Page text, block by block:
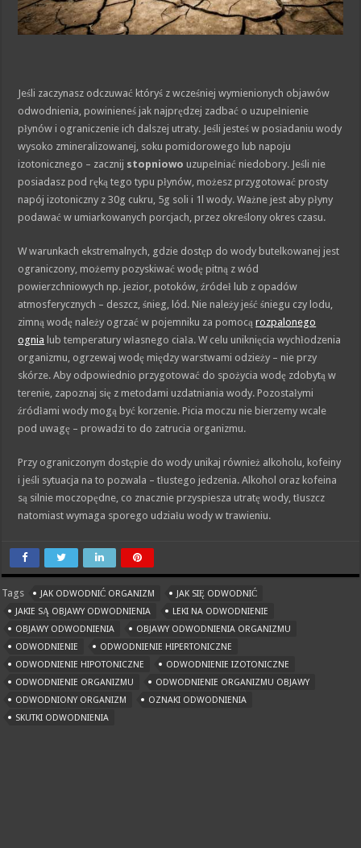
Jeśli zaczynasz odczuwać któryś z wcześniej wymienionych objawów
odwodnienia, powinieneś jak najprędzej zadbać o uzupełnienie
płynów i ograniczenie ich dalszej utraty. Jeśli jesteś w posiadaniu wody
wysoko zmineralizowanej, soku pomidorowego lub napoju
izotonicznego – zacznij stopniowo uzupełniać niedobory. Jeśli nie
posiadasz pod ręką tego typu płynów, możesz przygotować prosty
napój izotoniczny z 30g cukru, 5g soli i 1l wody. Ważne jest aby płyny
podawać w umiarkowanych porcjach, przez określony okres czasu.
W warunkach ekstremalnych, gdzie dostęp do wody butelkowanej jest
ograniczony, możemy pozyskiwać wodę pitną z wód
powierzchniowych np. jezior, potoków, źródeł lub z opadów
atmosferycznych – deszcz, śnieg, lód. Nie należy jeść śniegu czy lodu,
zimną wodę należy ogrzać w pojemniku za pomocąrozpalonego
ognia lub temperatury własnego ciała. W celu uniknięcia wychłodzenia
organizmu, ogrzewaj wodę między warstwami odzieży – nie przy
skórze. Aby odpowiednio przygotować do spożycia wodę zdobytą w
terenie, zapoznaj się z metodami uzdatniania wody. Pozostałymi
źródłami wody mogą być korzenie. Picia moczu nie bierzemy wcale
pod uwagę – prowadzi to do zatrucia organizmu.
Przy ograniczonym dostępie do wody unikaj również alkoholu, kofeiny
i jeśli sytuacja na to pozwala – tłustego jedzenia. Alkohol oraz kofeina
są silnie moczopędne, co znacznie przyspiesza utratę wody, tłuszcz
natomiast wymaga sporego udziału wody w trawieniu.
Tags JAK ODWODNIĆ ORGANIZM
JAK SIĘ ODWODNIĆ
JAKIE SĄ OBJAWY ODWODNIENIA
LEKI NA ODWODNIENIE
OBJAWY ODWODNIENIA
OBJAWY ODWODNIENIA ORGANIZMU
ODWODNIENIE
ODWODNIENIE HIPERTONICZNE
ODWODNIENIE HIPOTONICZNE
ODWODNIENIE IZOTONICZNE
ODWODNIENIE ORGANIZMU
ODWODNIENIE ORGANIZMU OBJAWY
ODWODNIONY ORGANIZM
OZNAKI ODWODNIENIA
SKUTKI ODWODNIENIA